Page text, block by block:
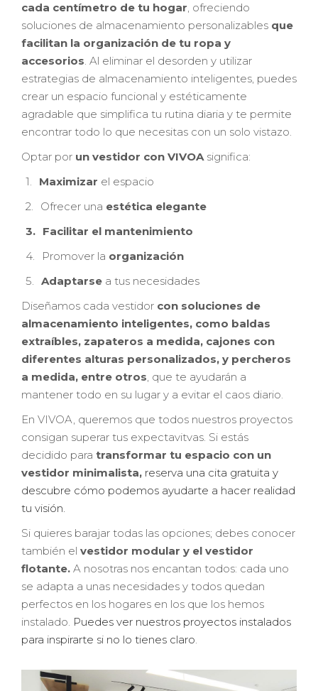
cada centímetro de tu hogar, ofreciendo
soluciones de almacenamiento personalizables que
facilitan la organización de tu ropa y
accesorios. Al eliminar el desorden y utilizar
estrategias de almacenamiento inteligentes, puedes
crear un espacio funcional y estéticamente
agradable que simplifica tu rutina diaria y te permite
encontrar todo lo que necesitas con un solo vistazo.
Optar por un vestidor con VIVOAsignifica:
1.
Maximizar el espacio
2.
Ofrecer una estética elegante
3. Facilitar el mantenimiento
4.
Promover la organización
5. Adaptarse a tus necesidades
Diseñamos cada vestidor con soluciones de
almacenamiento inteligentes, como baldas
extraíbles, zapateros a medida, cajones con
diferentes alturas personalizados, y percheros
a medida, entre otros, que te ayudarán a
mantener todo en su lugar y a evitar el caos diario.
En VIVOA, queremos que todos nuestros proyectos
consigan superar tus expectavitvas. Si estás
decidido para transformar tu espacio con un
vestidor minimalista, reserva una cita gratuita y
descubre cómo podemos ayudarte a hacer realidad
tu visión.
Si quieres barajar todas las opciones; debes conocer
también el vestidor modular y el vestidor
flotante. A nosotras nos encantan todos: cada uno
se adapta a unas necesidades y todos quedan
perfectos en los hogares en los que los hemos
instalado. Puedes ver nuestros proyectos instalados
para inspirarte si no lo tienes claro.